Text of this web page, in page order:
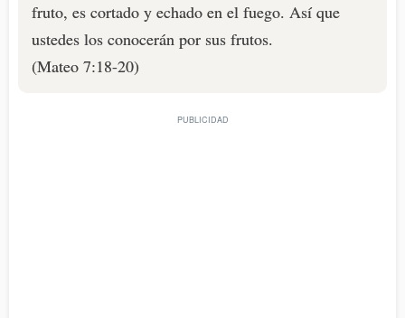
fruto, es cortado y echado en el fuego. Así que
ustedes los conocerán por sus frutos.
(Mateo 7:18-20)